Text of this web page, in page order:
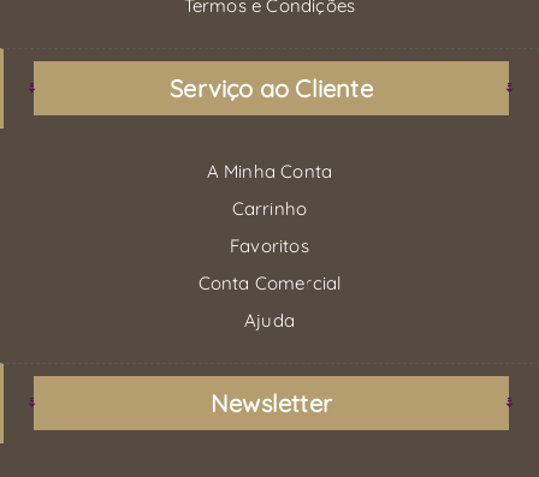
Termos e Condições
Serviço ao Cliente
A Minha Conta
Carrinho
Favoritos
Conta Comercial
Ajuda
Newsletter